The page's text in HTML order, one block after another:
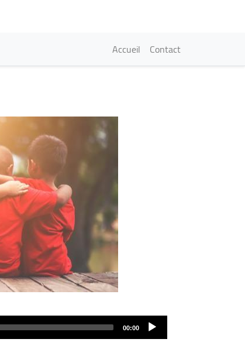
Navigation
Accueil Contact
Fichier
audio
00:00